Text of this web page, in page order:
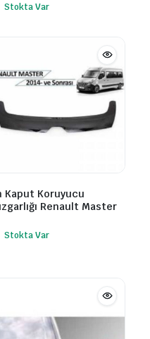
Stokta Var
Kaput Koruyucu
Renault Master
Stokta Var